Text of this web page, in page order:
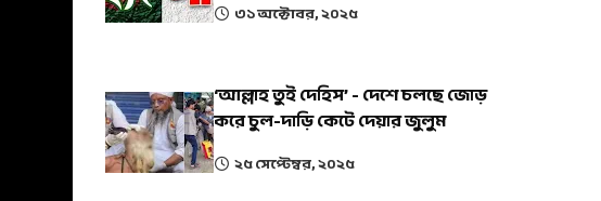
৩১ অক্টোবর, ২০২৫
‘আল্লাহ তুই দেহিস’ - দেশে চলছে জোড়
করে চুল-দাড়ি কেটে দেয়ার জুলুম
২৫ সেপ্টেম্বর, ২০২৫